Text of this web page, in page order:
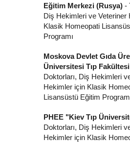
Eğitim Merkezi (Rusya) -
Diş Hekimleri ve Veteriner
Klasik Homeopati
Programı
Moskova Devlet Gıda
Üniversitesi Tıp
Doktorları, Diş Hekimleri
Hekimler için Klasik
Lisansüstü Eğitim
PHEE "Kiev Tıp
Doktorları, Diş Hekimleri
Hekimler için Klasik